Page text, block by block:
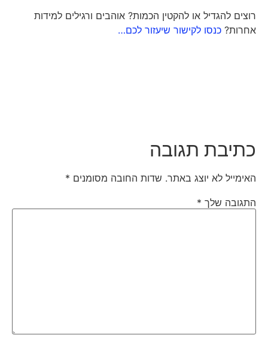
רוצים להגדיל או להקטין הכמות? אוהבים ורגילים למידות
אחרות?כנסו לקישור שיעזור לכם…
כתיבת תגובה
האימייל לא יוצג באתר. שדות החובה מסומנים*
התגובה שלך*